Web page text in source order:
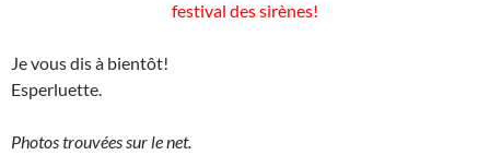
festival des sirènes!
Je vous dis à bientôt!
Esperluette.
Photos trouvées sur le net.